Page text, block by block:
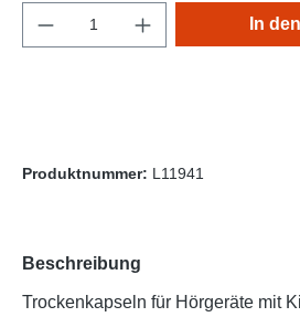
Produkt Anzahl: Gib In
Produktnummer: L11941
Beschreibung
Trockenkapseln für Hörgeräte mit